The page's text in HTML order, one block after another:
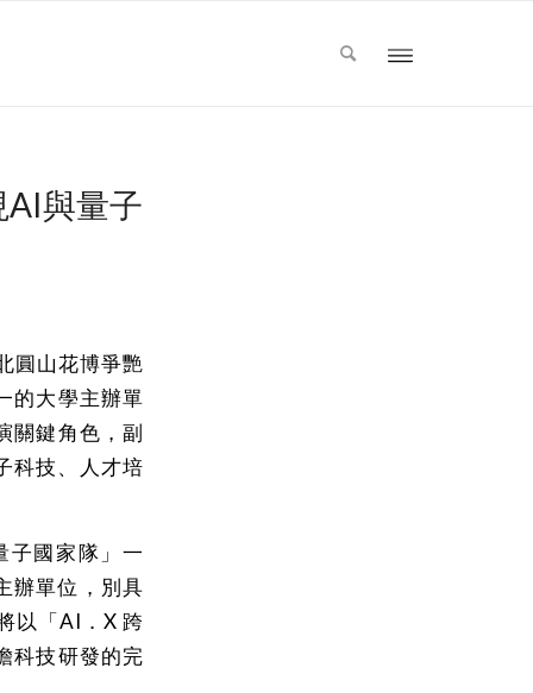
與量子
圓山花博爭艷
的大學主辦單
關鍵角色，副
科技、人才培
子國家隊」一
辦單位，別具
以「AI．X 跨
科技研發的完